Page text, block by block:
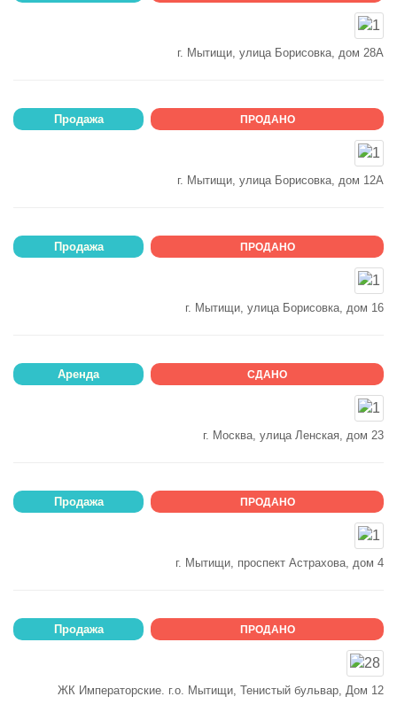
г. Мытищи, улица Борисовка, дом 28А
Продажа ПРОДАНО
г. Мытищи, улица Борисовка, дом 12А
Продажа ПРОДАНО
г. Мытищи, улица Борисовка, дом 16
Аренда СДАНО
г. Москва, улица Ленская, дом 23
Продажа ПРОДАНО
г. Мытищи, проспект Астрахова, дом 4
Продажа ПРОДАНО
ЖК Императорские. г.о. Мытищи, Тенистый бульвар, Дом 12